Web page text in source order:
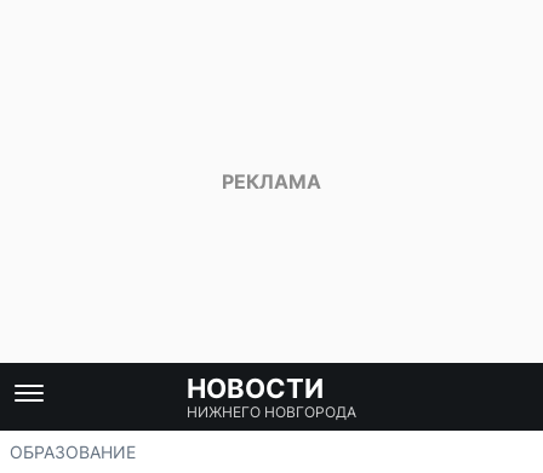
НОВОСТИ
НИЖНЕГО НОВГОРОДА
ОБРАЗОВАНИЕ